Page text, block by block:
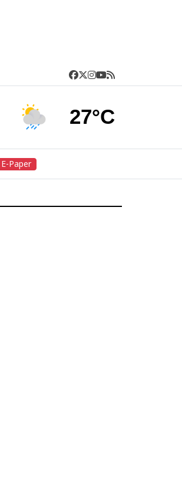
27°C
E-Paper